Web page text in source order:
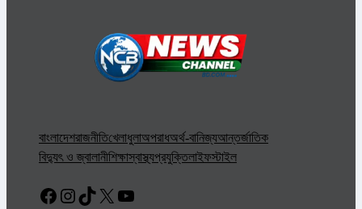
বাংলাদেশরাজনীতিখেলাধুলাঅপরাধঅর্থ-বানিজ্যআন্তর্জাতিক
বিদ্যুৎ ও জ্বালানীশিক্ষাস্বাস্থ্যপ্রযুক্তিলাইফস্টাইল
Facebook
Instagram
TikTok
X YouTube